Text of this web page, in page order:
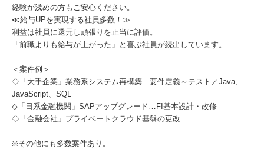
経験が浅めの方もご安心ください。
≪給与UPを実現する社員多数！≫
利益は社員に還元し頑張りを正当に評価。
「前職よりも給与が上がった」と喜ぶ社員が続出しています。
＜案件例＞
◇「大手企業」業務系システム再構築…要件定義～テスト／Java、
JavaScript、SQL
◇「日系金融機関」SAPアップグレード…FI基本設計・改修
◇「金融会社」プライベートクラウド基盤の更改
※その他にも多数案件あり。